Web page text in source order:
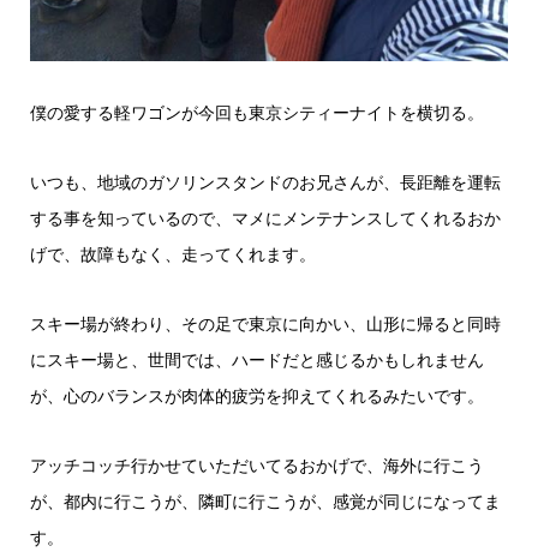
僕の愛する軽ワゴンが今回も東京シティーナイトを横切る。
いつも、地域のガソリンスタンドのお兄さんが、長距離を運転
する事を知っているので、マメにメンテナンスしてくれるおか
げで、故障もなく、走ってくれます。
スキー場が終わり、その足で東京に向かい、山形に帰ると同時
にスキー場と、世間では、ハードだと感じるかもしれません
が、心のバランスが肉体的疲労を抑えてくれるみたいです。
アッチコッチ行かせていただいてるおかげで、海外に行こう
が、都内に行こうが、隣町に行こうが、感覚が同じになってま
す。